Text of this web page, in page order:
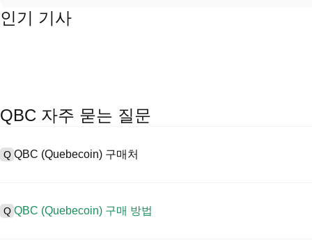
인기 기사
QBC 자주 묻는 질문
Q QBC (Quebecoin) 구매처
페이스, 높은 유동성, 거래를 간소화할 수 있는 다양한 거래 도구를
서 거래를 지원하고 경쟁력 있는 거래 수수료를 제공합니다.
Q QBC (Quebecoin) 구매 방법